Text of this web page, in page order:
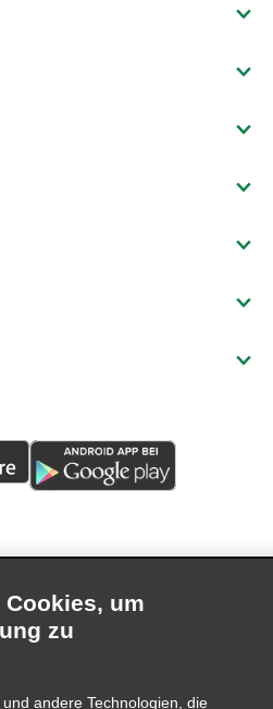
Datenschutzrichtlinie
um
zu
andere Technologien, die